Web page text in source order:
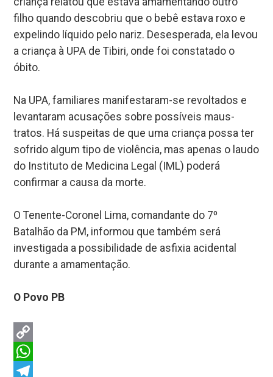
filho quando descobriu que o bebê estava roxo e
expelindo líquido pelo nariz. Desesperada, ela levou
a criança à UPA de Tibiri, onde foi constatado o
óbito.
Na UPA, familiares manifestaram-se revoltados e
levantaram acusações sobre possíveis maus-
tratos. Há suspeitas de que uma criança possa ter
sofrido algum tipo de violência, mas apenas o laudo
do Instituto de Medicina Legal (IML) poderá
confirmar a causa da morte.
O Tenente-Coronel Lima, comandante do 7º
Batalhão da PM, informou que também será
investigada a possibilidade de asfixia acidental
durante a amamentação.
O Povo PB
Copy
Link
WhatsApp